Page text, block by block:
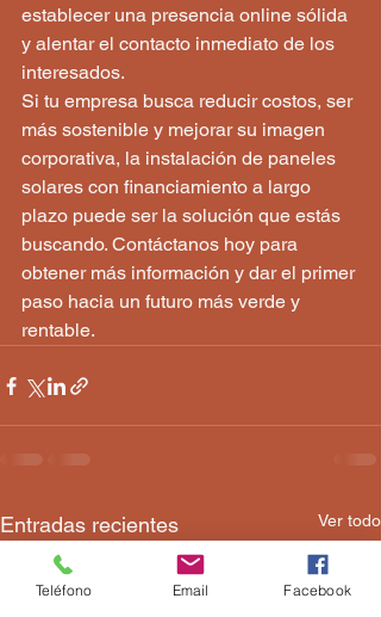
establecer una presencia online sólida
y alentar el contacto inmediato de los
interesados.
Si tu empresa busca reducir costos, ser
más sostenible y mejorar su imagen
corporativa, la instalación de paneles
solares con financiamiento a largo
plazo puede ser la solución que estás
buscando. Contáctanos hoy para
obtener más información y dar el primer
paso hacia un futuro más verde y
rentable.
Entradas recientes Ver todo
Teléfono Email Facebook